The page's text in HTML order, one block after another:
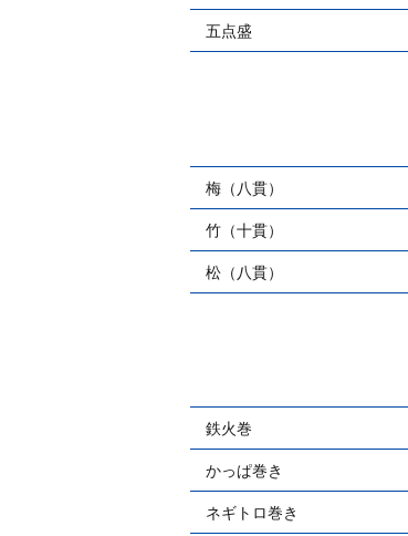
五点盛
梅（八貫）
竹（十貫）
松（八貫）
鉄火巻
かっぱ巻き
ネギトロ巻き